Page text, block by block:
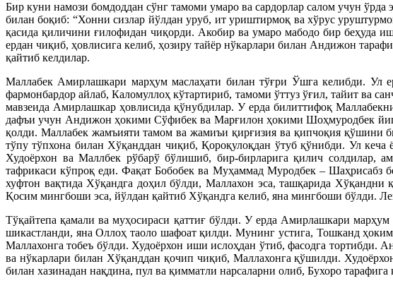
Бир куни намози бомдоддан сўнг тамоми умаро ва сардорлар салом учун
билан боқиб: “Хонни сизлар йўлдан уруб, ит уриштирмоқ ва хўрус
қасида қиличини ғилофидан чиқорди. Акобир ва умаро мабодо бир беҳуда
ердан чиқиб, ҳовлисига келиб, ҳозиру тайёр нўкарлари билан Андижон
қайтиб келдилар.
Маллабек Амирлашкари марҳум маслаҳати билан тўғри Ўшга келибди. Ул
фармонбардор айлаб, Каломуллоҳ кўтартириб, тамоми ўттуз ўғил, тайит ва
мавзеида Амирлашкар ҳовлисида қўнубдилар. У ерда билиттифоқ
дафъи учун Андижон ҳокими Сўфибек ва Марғилон ҳокими Шоҳмуродбек
қолди. Маллабек жамъияти тамом ва жамиъи қирғизия ва қипчоқия қўшини
тўпу тўпхона билан Хўқанддан чиқиб, Қороқулоқдан ўтуб қўнибди. Ул
Худоёрхон ва Маллбек рўбарў бўлишиб, бир-бирларига қилич солдилар,
тафрикаси кўпроқ еди. Фақат Бобобек ва Муҳаммад Муродбек – Шаҳрисабз
хуфтон вақтида Хўқандга доҳил бўлди, Маллахон эса, ташқарида
Қосим мингбоши эса, йўлдан қайтиб Хўқандга келиб, яна мингбоши бўлди.
Тўқайтепа қамали ва муҳосираси қаттиғ бўлди. У ерда Амирлашкари
шикастланди, яна Оллоҳ таоло шафоат қилди. Мунинг устига, Тошканд
Маллахонга тобеъ бўлди. Худоёрхон иши ислоҳдан ўтиб, фасодга
ва нўкарлари билан Хўқанддан қочип чиқиб, Маллахонга қўшилди.
билан хазинадан нақдина, пул ва қимматли нарсаларни олиб, Бухоро тарафига